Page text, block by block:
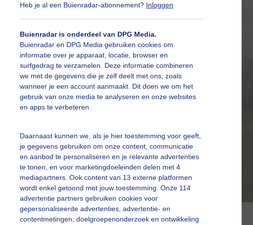
Heb je al een Buienradar-abonnement? Inloggen
Buienradar is onderdeel van DPG Media.
Buienradar en DPG Media gebruiken cookies om
informatie over je apparaat, locatie, browser en
surfgedrag te verzamelen. Deze informatie combineren
we met de gegevens die je zelf deelt met ons, zoals
wanneer je een account aanmaakt. Dit doen we om het
gebruik van onze media te analyseren en onze websites
en apps te verbeteren.
Daarnaast kunnen we, als je hier toestemming voor geeft,
je gegevens gebruiken om onze content, communicatie
en aanbod te personaliseren en je relevante advertenties
te tonen, en voor marketingdoeleinden delen met 4
mediapartners. Ook content van 13 externe platformen
wordt enkel getoond met jouw toestemming. Onze 114
advertentie partners gebruiken cookies voor
gepersonaliseerde advertenties, advertentie- en
contentmetingen, doelgroepenonderzoek en ontwikkeling
public Gemaakt: 14-11-2025, 16x bekeken
Klikhierom dit aan te passen